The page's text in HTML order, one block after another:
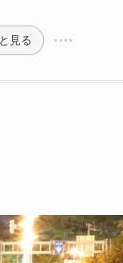
見る